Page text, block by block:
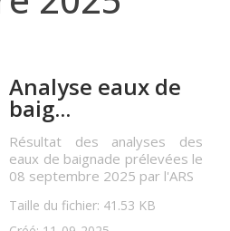
Analyse eaux de
baig...
Résultat des analyses des
eaux de baignade prélevées le
08 septembre 2025 par l'ARS
Taille du fichier: 41.53 KB